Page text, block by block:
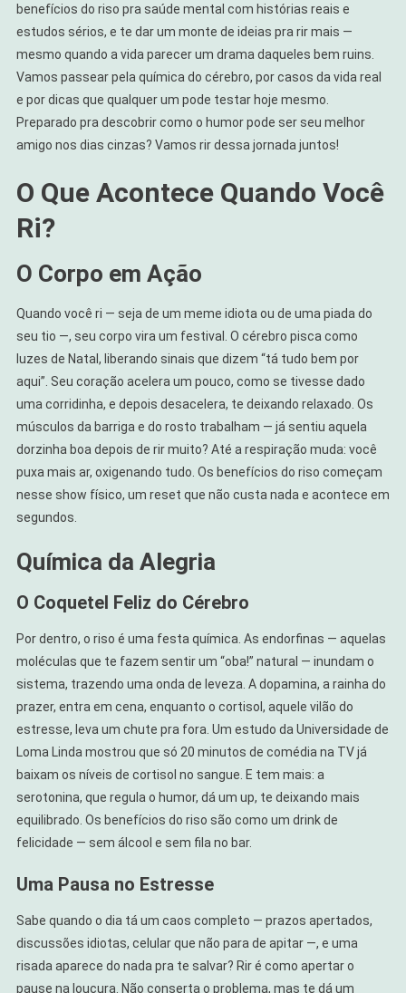
benefícios do riso pra saúde mental com histórias reais e
estudos sérios, e te dar um monte de ideias pra rir mais —
mesmo quando a vida parecer um drama daqueles bem ruins.
Vamos passear pela química do cérebro, por casos da vida real
e por dicas que qualquer um pode testar hoje mesmo.
Preparado pra descobrir como o humor pode ser seu melhor
amigo nos dias cinzas? Vamos rir dessa jornada juntos!
O Que Acontece Quando Você
Ri?
O Corpo em Ação
Quando você ri — seja de um meme idiota ou de uma piada do
seu tio —, seu corpo vira um festival. O cérebro pisca como
luzes de Natal, liberando sinais que dizem “tá tudo bem por
aqui”. Seu coração acelera um pouco, como se tivesse dado
uma corridinha, e depois desacelera, te deixando relaxado. Os
músculos da barriga e do rosto trabalham — já sentiu aquela
dorzinha boa depois de rir muito? Até a respiração muda: você
puxa mais ar, oxigenando tudo. Os benefícios do riso começam
nesse show físico, um reset que não custa nada e acontece em
segundos.
Química da Alegria
O Coquetel Feliz do Cérebro
Por dentro, o riso é uma festa química. As endorfinas — aquelas
moléculas que te fazem sentir um “oba!” natural — inundam o
sistema, trazendo uma onda de leveza. A dopamina, a rainha do
prazer, entra em cena, enquanto o cortisol, aquele vilão do
estresse, leva um chute pra fora. Um estudo da Universidade de
Loma Linda mostrou que só 20 minutos de comédia na TV já
baixam os níveis de cortisol no sangue. E tem mais: a
serotonina, que regula o humor, dá um up, te deixando mais
equilibrado. Os benefícios do riso são como um drink de
felicidade — sem álcool e sem fila no bar.
Uma Pausa no Estresse
Sabe quando o dia tá um caos completo — prazos apertados,
discussões idiotas, celular que não para de apitar —, e uma
risada aparece do nada pra te salvar? Rir é como apertar o
pause na loucura. Não conserta o problema, mas te dá um